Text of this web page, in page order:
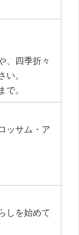
、四季折々
。
。
ッサム・ア
しを始めて